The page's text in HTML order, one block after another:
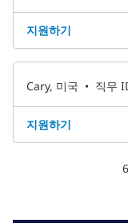
지원하기
Cary, 미국 • 직무
지원하기